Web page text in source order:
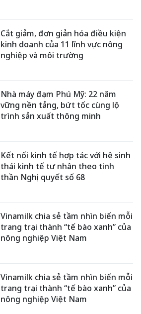
Cắt giảm, đơn giản hóa điều kiện
kinh doanh của 11 lĩnh vực nông
nghiệp và môi trường
Nhà máy đạm Phú Mỹ: 22 năm
vững nền tảng, bứt tốc cùng lộ
trình sản xuất thông minh
Kết nối kinh tế hợp tác với hệ sinh
thái kinh tế tư nhân theo tinh
thần Nghị quyết số 68
Vinamilk chia sẻ tầm nhìn biến mỗi
trang trại thành “tế bào xanh” của
nông nghiệp Việt Nam
Vinamilk chia sẻ tầm nhìn biến mỗi
trang trại thành “tế bào xanh” của
nông nghiệp Việt Nam